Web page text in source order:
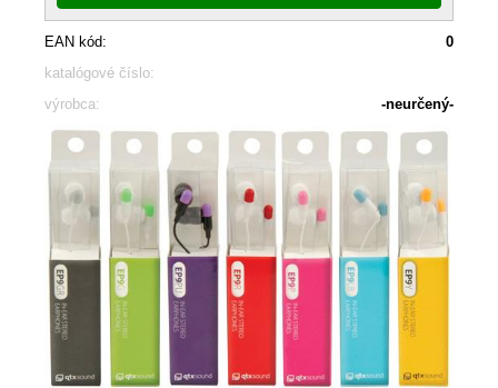
EAN kód:
0
katalógové číslo:
výrobca:
-neurčený-